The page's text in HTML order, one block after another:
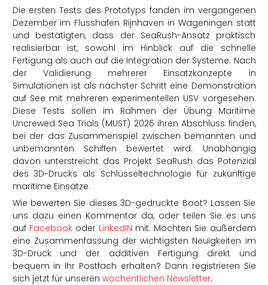
Die ersten Tests des Prototyps fanden im vergangenen
Dezember im Flusshafen Rijnhaven in Wageningen statt
und bestätigten, dass der SeaRush-Ansatz praktisch
realisierbar ist, sowohl im Hinblick auf die schnelle
Fertigung als auch auf die Integration der Systeme. Nach
der Validierung mehrerer Einsatzkonzepte in
Simulationen ist als nächster Schritt eine Demonstration
auf See mit mehreren experimentellen USV vorgesehen.
Diese Tests sollen im Rahmen der Übung Maritime
Uncrewed Sea Trials (MUST) 2026 ihren Abschluss finden,
bei der das Zusammenspiel zwischen bemannten und
unbemannten Schiffen bewertet wird. Unabhängig
davon unterstreicht das Projekt SeaRush das Potenzial
des 3D-Drucks als Schlüsseltechnologie für zukünftige
maritime Einsätze.
Wie bewerten Sie dieses 3D-gedruckte Boot? Lassen Sie
uns dazu einen Kommentar da, oder teilen Sie es uns
auf Facebookoder LinkedIN mit. Möchten Sie außerdem
eine Zusammenfassung der wichtigsten Neuigkeiten im
3D-Druck und der additiven Fertigung direkt und
bequem in Ihr Postfach erhalten? Dann registrieren Sie
sich jetzt für unseren wöchentlichen Newsletter.